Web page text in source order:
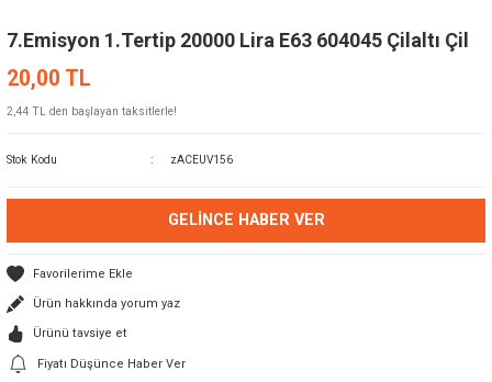
7.Emisyon 1.Tertip 20000 Lira E63 604045 Çilaltı Çil
20,00 TL
2,44 TL den başlayan taksitlerle!
Stok Kodu zACEUV156
GELINCE HABER VER
Ürün hakkında yorum yaz
Ürünü tavsiye et
Fiyatı Düşünce Haber Ver